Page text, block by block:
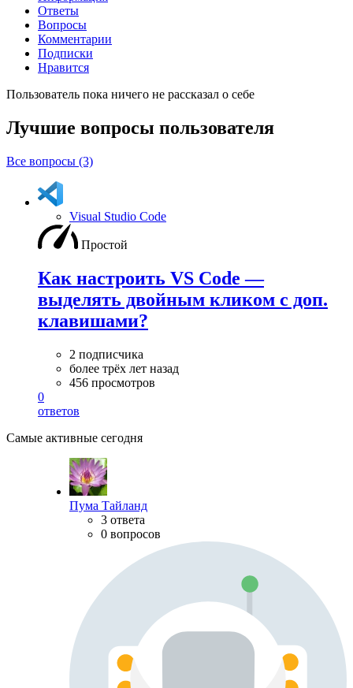
Ответы
Вопросы
Комментарии
Подписки
Нравится
Пользователь пока ничего не рассказал о себе
Лучшие вопросы пользователя
Все вопросы (3)
Visual Studio Code
Простой
Как настроить VS Code —
выделять двойным кликом с доп.
клавишами?
2 подписчика
более трёх лет назад
456 просмотров
0
ответов
Самые активные сегодня
Пума Тайланд
3 ответа
0 вопросов